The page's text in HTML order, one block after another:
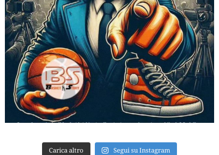
Carica altro Segui su Instagram